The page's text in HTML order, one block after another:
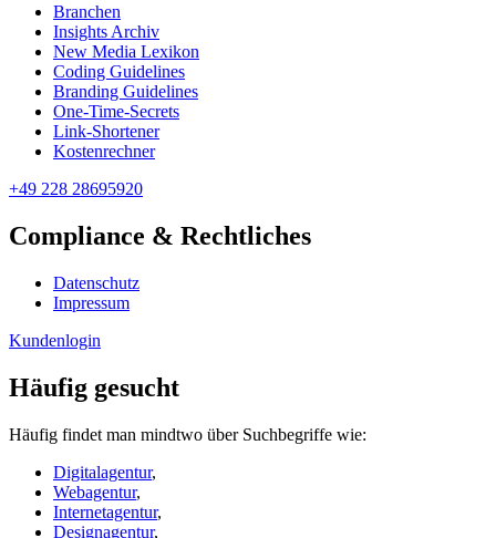
Branchen
Insights Archiv
New Media Lexikon
Coding Guidelines
Branding Guidelines
One-Time-Secrets
Link-Shortener
Kostenrechner
+49 228 28695920
Compliance & Rechtliches
Datenschutz
Impressum
Kundenlogin
Häufig gesucht
Häufig findet man mindtwo über Suchbegriffe wie:
Digitalagentur,
Webagentur,
Internetagentur,
Designagentur,